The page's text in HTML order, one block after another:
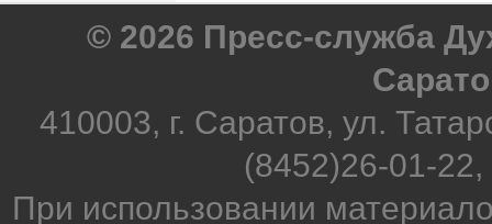
© 2026 Пресс-служба
410003, г. Саратов, ул.
(8452)26-01-
При использовании